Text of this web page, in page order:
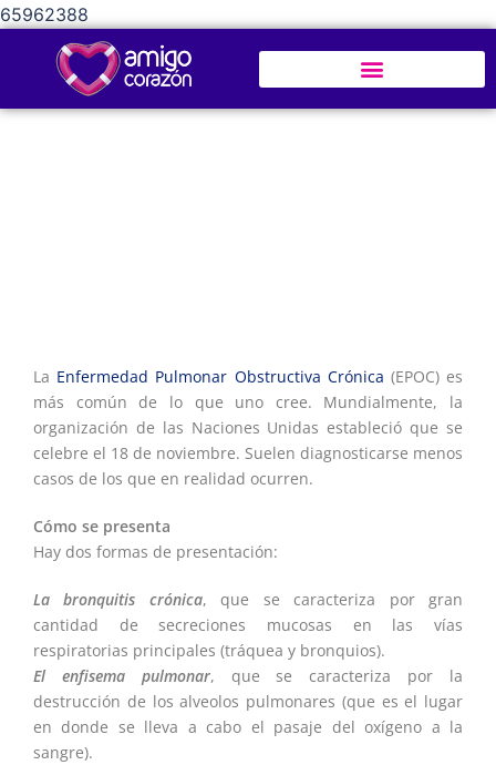
65962388
La Enfermedad Pulmonar Obstructiva Crónica (EPOC) es
más común de lo que uno cree. Mundialmente, la
organización de las Naciones Unidas estableció que se
celebre el 18 de noviembre. Suelen diagnosticarse menos
casos de los que en realidad ocurren.
Cómo se presenta
Hay dos formas de presentación:
La bronquitis crónica, que se caracteriza por gran
cantidad de secreciones mucosas en las vías
respiratorias principales (tráquea y bronquios).
El enfisema pulmonar, que se caracteriza por la
destrucción de los alveolos pulmonares (que es el lugar
en donde se lleva a cabo el pasaje del oxígeno a la
sangre).